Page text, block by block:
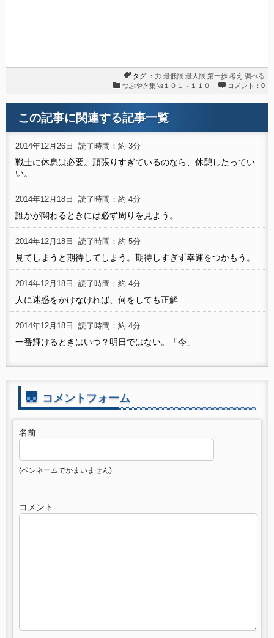
タグ ： 力 最低限 最大限 第一歩 考え 調べる
つぶやき集№１０１～１１０
コメント：0
この記事に関連する記事一覧
2014年12月26日 読了時間：約 3分
戦士に休息は必要。頑張りすぎているのなら、休憩したってい
い。
2014年12月18日 読了時間：約 4分
誰かが関わるときには必ず周りを見よう。
2014年12月18日 読了時間：約 5分
見てしまうと期待してしまう。期待しすぎず幸運をつかもう。
2014年12月18日 読了時間：約 4分
人に迷惑をかけなければ、何をしても正解
2014年12月18日 読了時間：約 4分
一番輝けるときはいつ？明日ではない。「今」
コメントフォーム
名前
(ペンネームでかまいません)
コメント